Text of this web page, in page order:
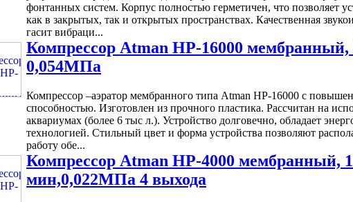
фонтанных систем. Корпус полностью герметичен, что позволяет
как в закрытых, так и открытых пространствах. Качественная
гасит вибраци...
Компрессор Atman HP-16000
0,054МПа
Компрессор –аэратор мембранного типа Atman HP-16000 с
способностью. Изготовлен из прочного пластика. Рассчитан на
аквариумах (более 6 тыс л.). Устройство долговечно, обладает
технологией. Стильный цвет и форма устройства позволяют
работу обе...
Компрессор Atman HP-4000 мембранный,
мин,0,022МПа 4 выхода